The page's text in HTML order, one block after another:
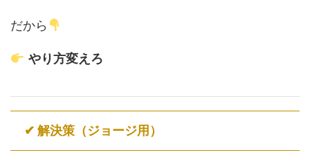
だから
やり方変えろ
✔ 解決策（ジョージ用）